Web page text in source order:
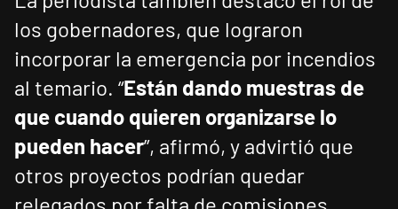
los gobernadores, que lograron
incorporar la emergencia por incendios
al temario. “Están dando muestras de
que cuando quieren organizarse lo
pueden hacer”, afirmó, y advirtió que
otros proyectos podrían quedar